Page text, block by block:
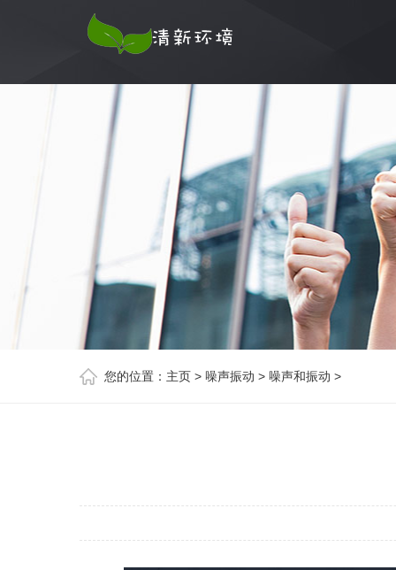
您的位置： 主页 > 噪声振动 > 噪声和振动 >